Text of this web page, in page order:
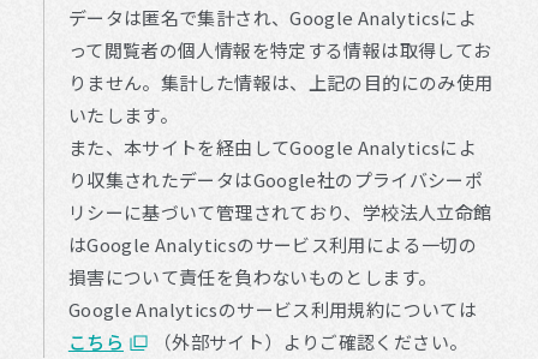
データは匿名で集計され、Google Analyticsによ
って閲覧者の個人情報を特定する情報は取得してお
りません。集計した情報は、上記の目的にのみ使用
いたします。
また、本サイトを経由してGoogle Analyticsによ
り収集されたデータはGoogle社のプライバシーポ
リシーに基づいて管理されており、学校法人立命館
はGoogle Analyticsのサービス利用による一切の
損害について責任を負わないものとします。
Google Analyticsのサービス利用規約については
こちら
（外部サイト）よりご確認ください。